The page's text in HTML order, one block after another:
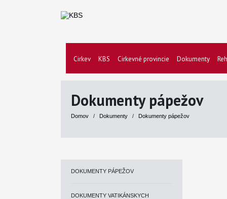
Cirkev KBS Cirkevné provincie Dokumenty
Dokumenty pápežov
Domov / Dokumenty / Dokumenty pápežov
DOKUMENTY PÁPEŽOV
DOKUMENTY VATIKÁNSKYCH